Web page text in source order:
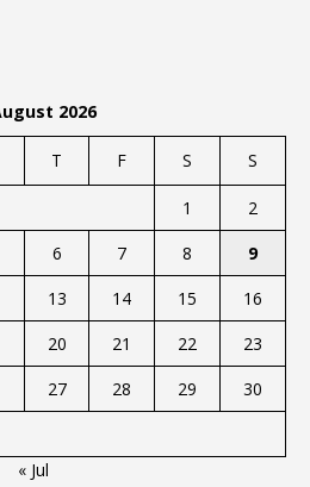
2026
T F S S
1
2
6 7 8
9
13 14 15
16
20 21 22
23
27 28 29
30
« Jul